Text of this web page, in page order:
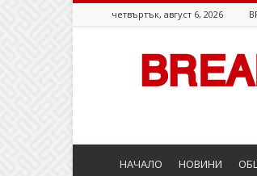
четвъртък, август 6, 2026
НАЧАЛО НОВИНИ